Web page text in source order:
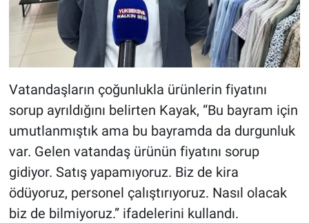
Vatandaşların çoğunlukla ürünlerin fiyatını
sorup ayrıldığını belirten Kayak, “Bu bayram için
umutlanmıştık ama bu bayramda da durgunluk
var. Gelen vatandaş ürünün fiyatını sorup
gidiyor. Satış yapamıyoruz. Biz de kira
ödüyoruz, personel çalıştırıyoruz. Nasıl olacak
biz de bilmiyoruz.” ifadelerini kullandı.